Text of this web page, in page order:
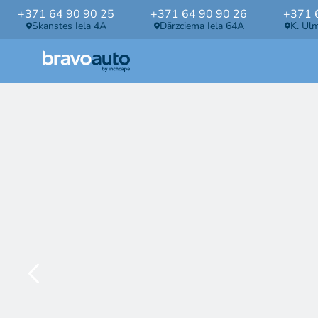
+371 64 90 90 25
Skanstes Iela 4A
+371 64 90 90 26
Dārzciema Iela 64A
+371
K.